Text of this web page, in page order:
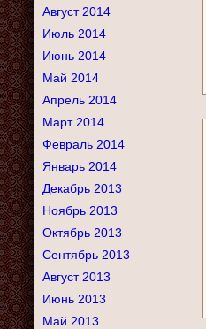
Август 2014
Июль 2014
Июнь 2014
Май 2014
Апрель 2014
Март 2014
Февраль 2014
Январь 2014
Декабрь 2013
Ноябрь 2013
Октябрь 2013
Сентябрь 2013
Август 2013
Июнь 2013
Май 2013